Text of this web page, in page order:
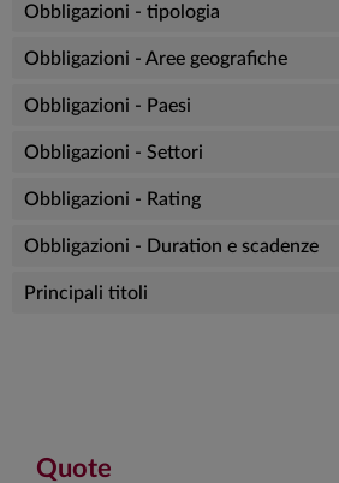
Obbligazioni - tipologia
Obbligazioni - Aree geografiche
Obbligazioni - Paesi
Obbligazioni - Settori
Obbligazioni - Rating
Obbligazioni - Duration e scadenze
Principali titoli
Quote